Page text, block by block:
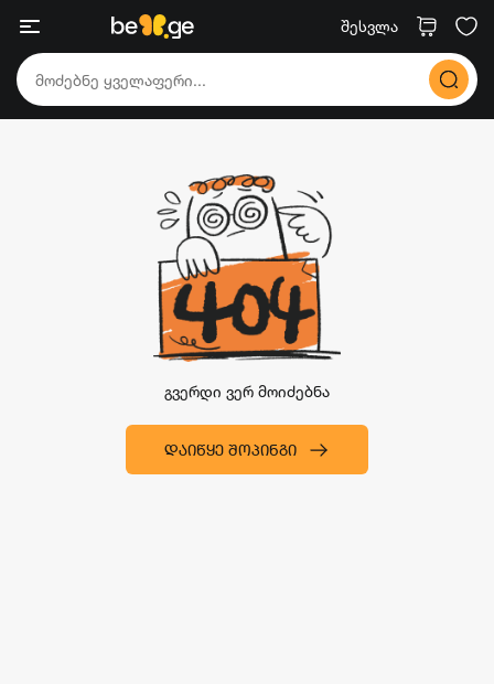
შესვლა
გვერდი ვერ მოიძებნა
ᲓᲐᲘᲬᲧᲔ ᲨᲝᲞᲘᲜᲒᲘ